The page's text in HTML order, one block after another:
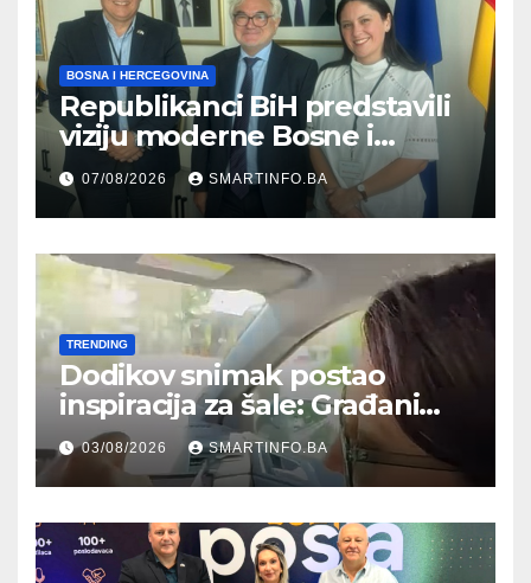
BOSNA I HERCEGOVINA
Republikanci BiH predstavili
viziju moderne Bosne i
Hercegovine ambasadoru
Njemačke
07/08/2026 SMARTINFO.BA
TRENDING
Dodikov snimak postao
inspiracija za šale: Građani
kroz parodiju poslali poruku
03/08/2026 SMARTINFO.BA